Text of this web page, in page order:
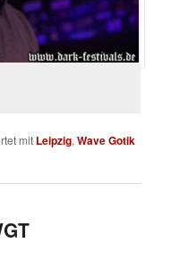
mit Leipzig,Wave Gotik